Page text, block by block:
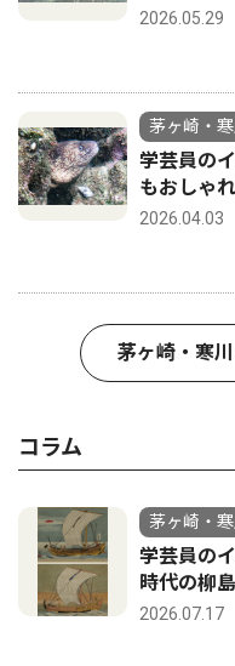
2026.05.29
茅ヶ崎・寒
学芸員の
もおしゃ
2026.04.03
茅ヶ崎・寒
コラム
茅ヶ崎・寒
学芸員の
時代の柳
2026.07.17